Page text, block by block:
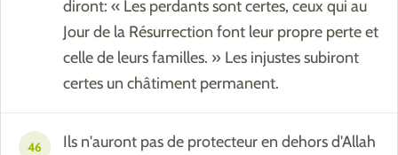
diront: « Les perdants sont certes, ceux qui au
Jour de la Résurrection font leur propre perte et
celle de leurs familles. » Les injustes subiront
certes un châtiment permanent.
46
Ils n'auront pas de protecteur en dehors d'Allah